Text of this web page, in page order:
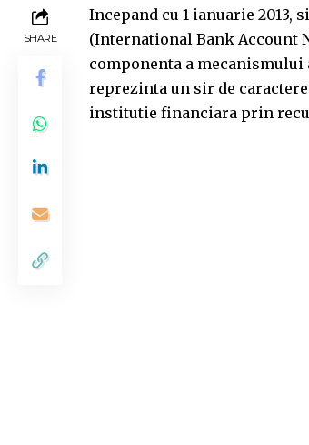
SHARE
Incepand cu 1 ianuarie 2013,
(International Bank Account
componenta a
reprezinta un sir de
institutie financiara prin